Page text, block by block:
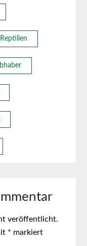
Reptilien
veröffentlicht.
* markiert